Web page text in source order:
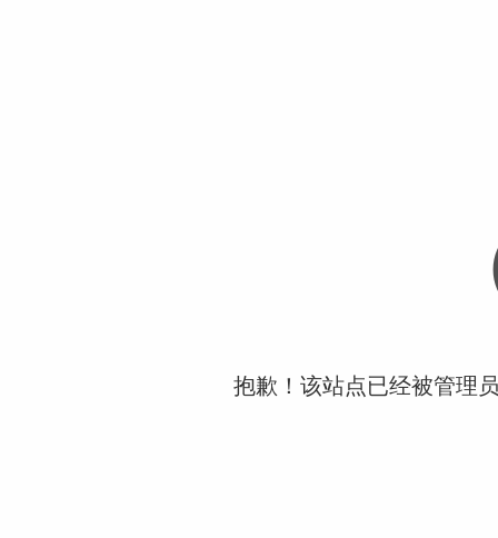
抱歉！该站点已经被管理